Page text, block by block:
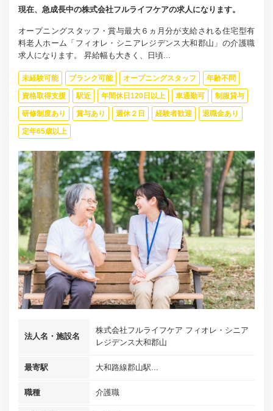
現在、急成長中の株式会社フルライフケアの求人になります。
オープニングスタッフ・賞与最大６ヵ月分が支給される住宅型有
料老人ホーム「フィオレ・シニアレジデンス大和郡山」の介護職
求人になります。 昇給幅も大きく、日頃...
未経験可能 ブランク可能 オープニングスタッフ 年齢不問
資格取得支援 駅近 年間休日120日以上 車通勤可 制服貸与
研修制度あり 賞与あり 週休２日 経験者歓迎 退職金あり
定年65歳以上
法人名・施設名
株式会社フルライフケア フィオレ・シニア
レジデンス大和郡山
最寄駅 大和路線郡山駅...
職種 介護職